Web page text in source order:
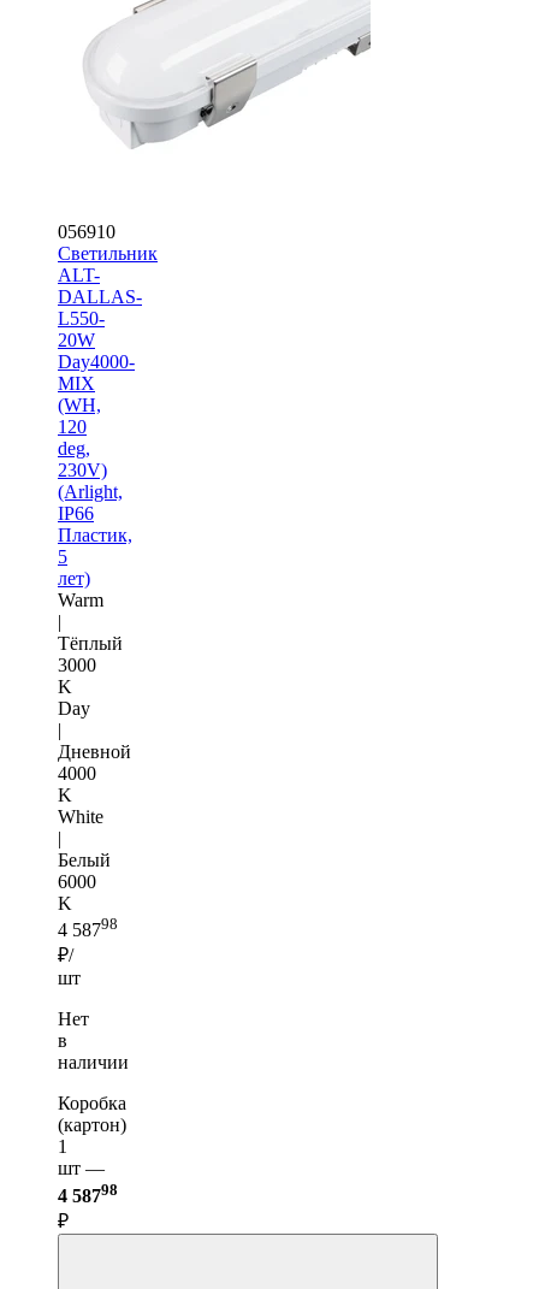
056910
Светильник
ALT-
DALLAS-
L550-
20W
Day4000-
MIX
(WH,
120
deg,
230V)
(Arlight,
IP66
Пластик,
5
лет)
Warm
|
Тёплый
3000
K
Day
|
Дневной
4000
K
White
|
Белый
6000
K
4 58798
₽/
шт
Нет
в
наличии
Коробка
(картон)
1
шт —
4 58798
₽